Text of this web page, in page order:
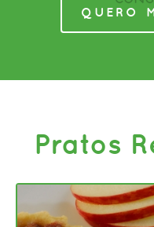
QUERO
Pratos